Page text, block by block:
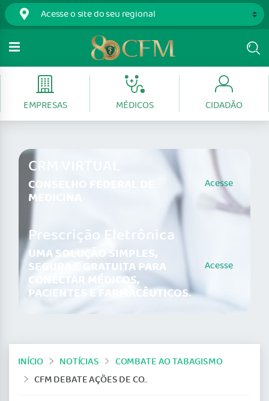
EMPRESAS MÉDICOS CIDADÃO
CRM VIRTUAL
CONSELHO FEDERAL DE
MEDICINA
Acesse
Prescrição Eletrônica
UMA SOLUÇÃO SIMPLES,
SEGURA E GRATUITA PARA
CONECTAR MÉDICOS,
PACIENTES E FARMACÊUTICOS.
Acesse
INÍCIO NOTÍCIAS
COMBATE AO TABAGISMO
CFM DEBATE AÇÕES DE COMBATE AO TABAGISMO E AO USO DE CIGARROS ELETRÔNICOS